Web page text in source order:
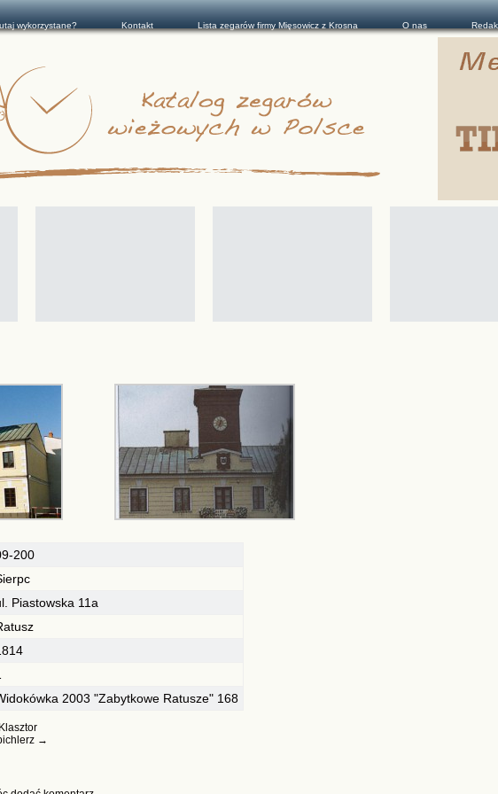
200
Piastowska 11a
2003 "Zabytkowe Ratusze" 168
→
wykorzystane? Kontakt Lista zegarów firmy Mięsowicz z Krosna O nas